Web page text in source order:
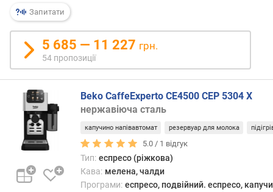
змогу
в
мірі
р
з
в
у
а
р
д
л
я
в
Запитати
5 685 — 11 227 грн.
54 пропозиції
Beko CaffeExperto CE4500 CEP 5304 X
нержавіюча сталь
капучино напівавтомат резервуар для молока
5.0 / 1 відгук
Тип: еспресо (ріжкова)
Кава: мелена, чалди
Програми: еспресо, подвійний. еспресо,